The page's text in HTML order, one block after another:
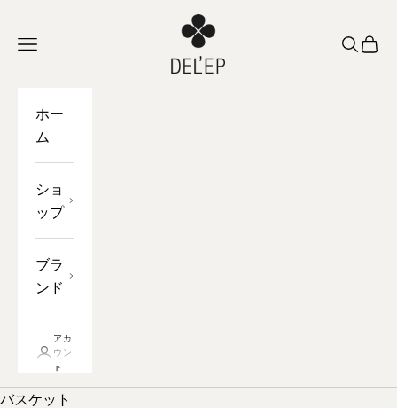
ナビゲーションを開く
オープ
バス
ホー
ム
ショ
ップ
ブラ
ンド
アカ
ウン
ト
バスケット